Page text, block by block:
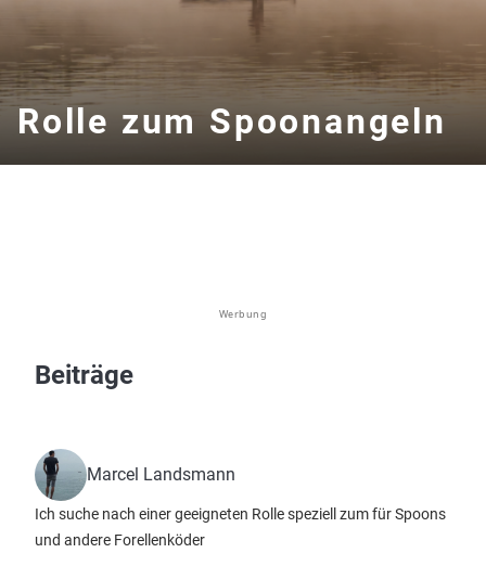
Rolle zum Spoonangeln
Werbung
Beiträge
Marcel Landsmann
Ich suche nach einer geeigneten Rolle speziell zum für Spoons
und andere Forellenköder